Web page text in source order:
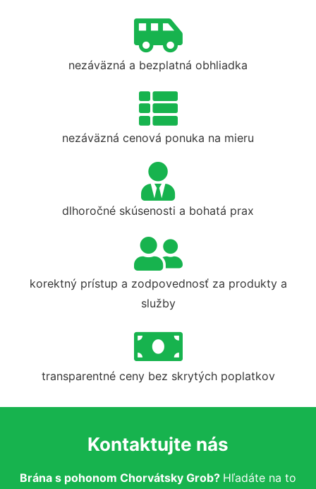
nezáväzná a bezplatná obhliadka
nezáväzná cenová ponuka na mieru
dlhoročné skúsenosti a bohatá prax
korektný prístup a zodpovednosť za produkty a
služby
transparentné ceny bez skrytých poplatkov
Kontaktujte nás
Brána s pohonom Chorvátsky Grob? Hľadáte na to